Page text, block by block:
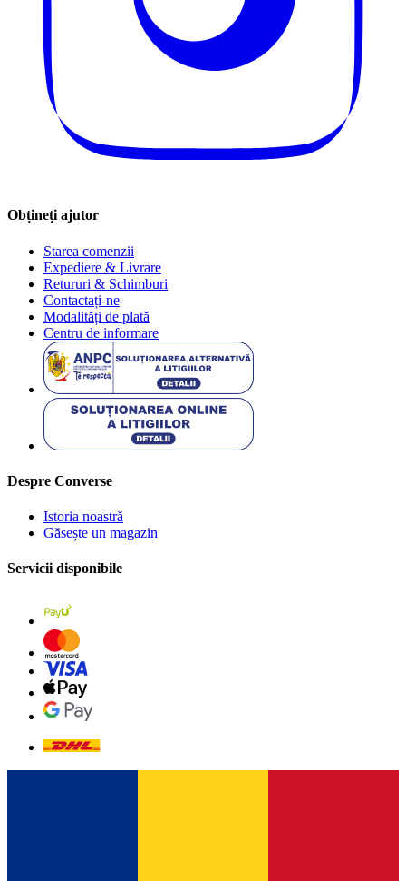
Obțineți ajutor
Starea comenzii
Expediere & Livrare
Retururi & Schimburi
Contactați-ne
Modalități de plată
Centru de informare
Despre Converse
Istoria noastră
Găsește un magazin
Servicii disponibile